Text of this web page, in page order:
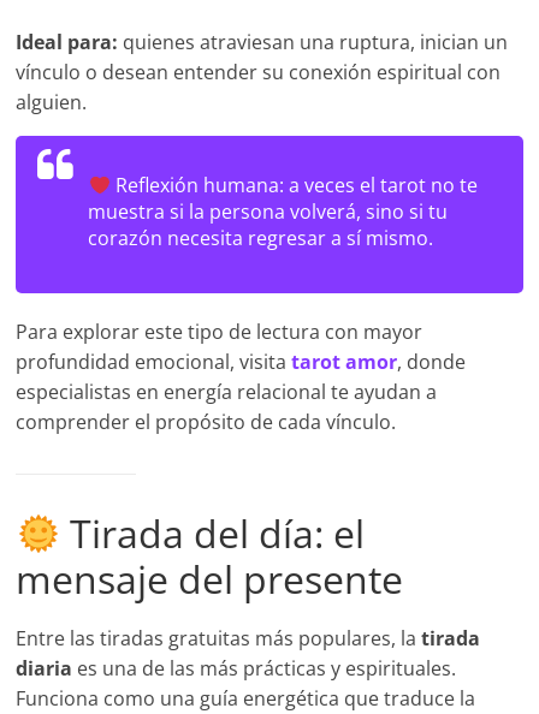
Ideal para: quienes atraviesan una ruptura, inician un
vínculo o desean entender su conexión espiritual con
alguien.
Reflexión humana: a veces el tarot no te
muestra si la persona volverá, sino si tu
corazón necesita regresar a sí mismo.
Para explorar este tipo de lectura con mayor
profundidad emocional, visitatarot amor, donde
especialistas en energía relacional te ayudan a
comprender el propósito de cada vínculo.
Tirada del día: el
mensaje del presente
Entre las tiradas gratuitas más populares, latirada
diaria es una de las más prácticas y espirituales.
Funciona como una guía energética que traduce la